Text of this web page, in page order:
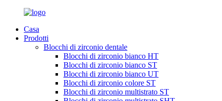
Casa
Prodotti
Blocchi di zirconio dentale
Blocchi di zirconio bianco HT
Blocchi di zirconio bianco ST
Blocchi di zirconio bianco UT
Blocchi di zirconio colore ST
Blocchi di zirconio multistrato ST